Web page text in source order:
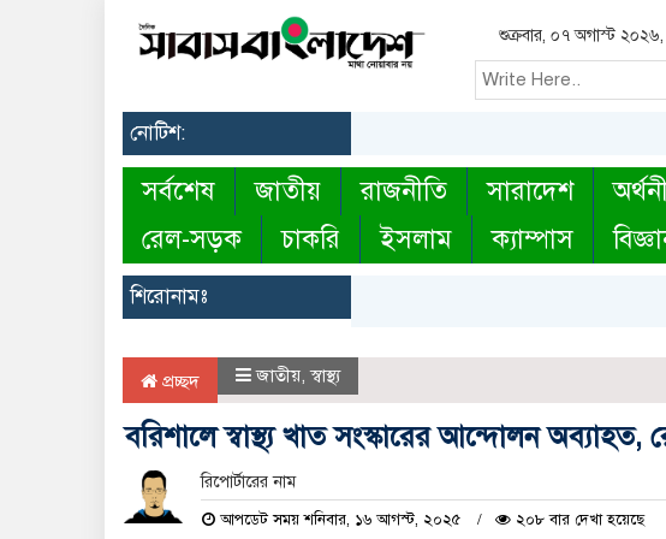
শুক্রবার, ০৭ অগাস্ট
নোটিশ:
সর্বশেষ জাতীয় রাজনীতি সারাদেশ
রেল-সড়ক
চাকরি ইসলাম ক্যাম্পাস
শিরোনামঃ
প্রচ্ছদ জাতীয়,স্বাস্থ্য
বরিশালে স্বাস্থ্য খাত সংস্কারের আন্দোলন অব্যাহত,
রিপোর্টারের নাম
আপডেট সময় শনিবার, ১৬ আগস্ট, ২০২৫ ২০৮ বার দেখা হয়েছে